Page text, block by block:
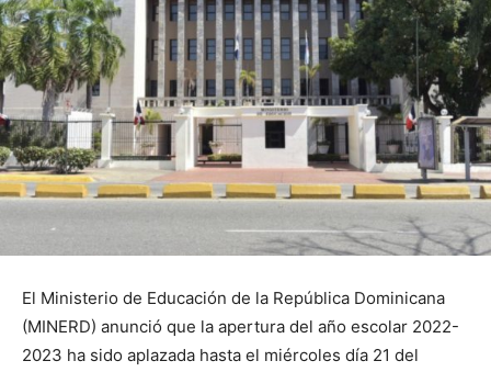
El Ministerio de Educación de la República Dominicana
(MINERD) anunció que la apertura del año escolar 2022-
2023 ha sido aplazada hasta el miércoles día 21 del